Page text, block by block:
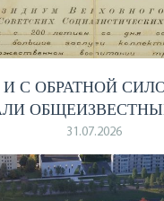
С ОБРАТНОЙ
31.07.2026